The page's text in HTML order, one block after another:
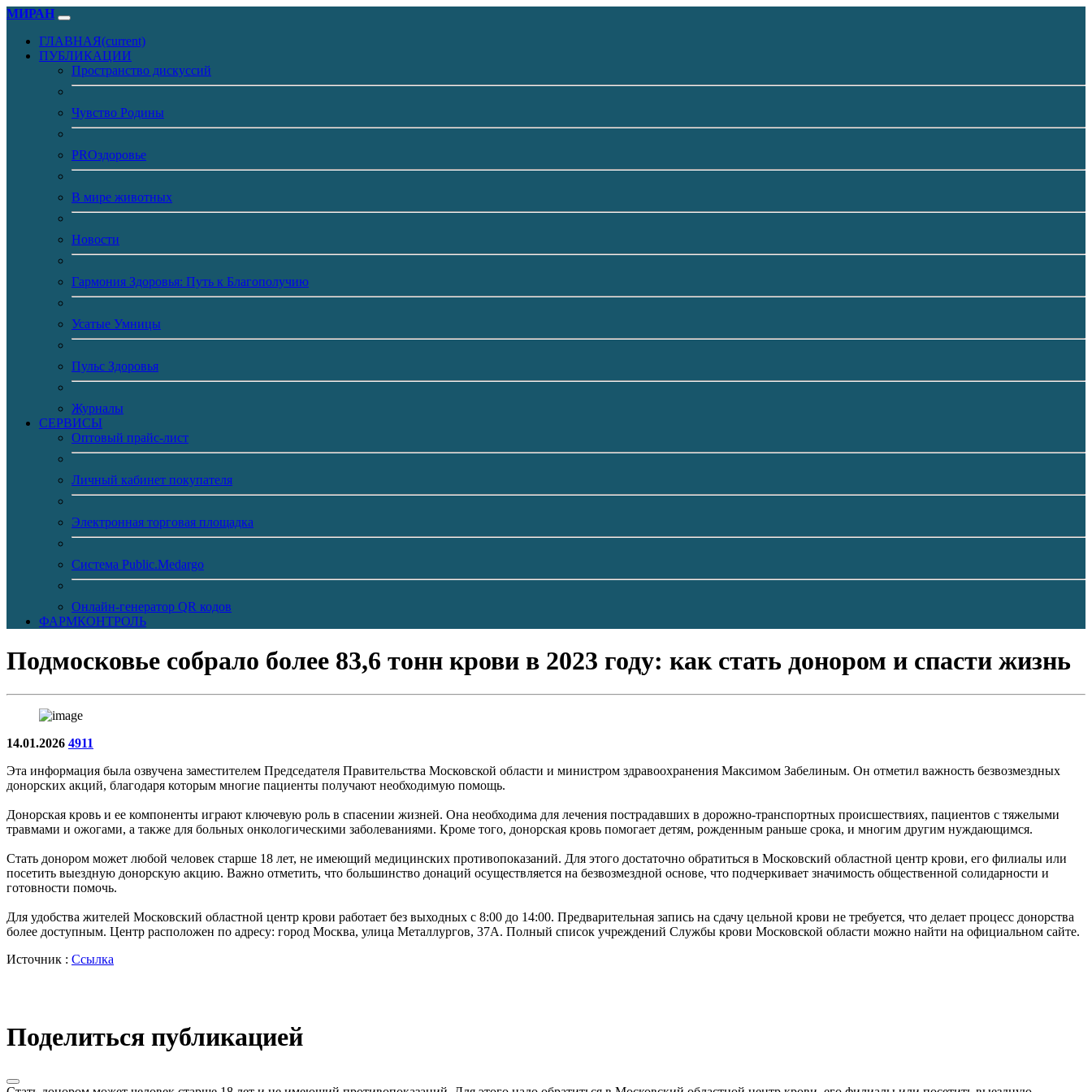
МИРАН
ГЛАВНАЯ(current)
ПУБЛИКАЦИИ
Пространство дискуссий
Чувство Родины
PROздоровье
В мире животных
Новости
Гармония Здоровья: Путь к Благополучию
Усатые Умницы
Пульс Здоровья
Журналы
CЕРВИСЫ
Оптовый прайс-лист
Личный кабинет покупателя
Электронная торговая площадка
Система Public.Medargo
Онлайн-генератор QR кодов
ФАРМКОНТРОЛЬ
Подмосковье собралo более 83,6 тонн крови в 2023 году: как стать донором и спасти жизнь
14.01.2026 4911
Эта информация была озвучена заместителем Председателя Правительства Московской области и министром здравоохранения Максимом Забелиным. Он отметил важность безвозмездных
донорских акций, благодаря которым многие пациенты получают необходимую помощь.
Донорская кровь и ее компоненты играют ключевую роль в спасении жизней. Она необходима для лечения пострадавших в дорожно-транспортных происшествиях, пациентов с тяжелыми
травмами и ожогами, а также для больных онкологическими заболеваниями. Кроме того, донорская кровь помогает детям, рожденным раньше срока, и многим другим нуждающимся.
Стать донором может любой человек старше 18 лет, не имеющий медицинских противопоказаний. Для этого достаточно обратиться в Московский областной центр крови, его филиалы или
посетить выездную донорскую акцию. Важно отметить, что большинство донаций осуществляется на безвозмездной основе, что подчеркивает значимость общественной солидарности и
готовности помочь.
Для удобства жителей Московский областной центр крови работает без выходных с 8:00 до 14:00. Предварительная запись на сдачу цельной крови не требуется, что делает процесс донорства
более доступным. Центр расположен по адресу: город Москва, улица Металлургов, 37А. Полный список учреждений Службы крови Московской области можно найти на официальном сайте.
Источник : Ссылка
Поделиться публикацией